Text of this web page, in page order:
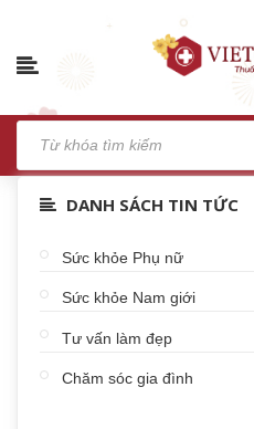
DANH SÁCH TIN TỨC
Sức khỏe Phụ nữ
Sức khỏe Nam giới
Tư vấn làm đẹp
Chăm sóc gia đình